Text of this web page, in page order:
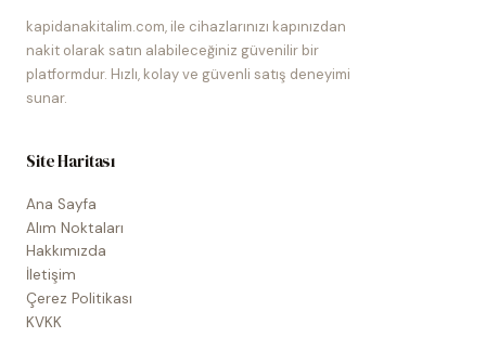
kapidanakitalim.com, ile cihazlarınızı kapınızdan
nakit olarak satın alabileceğiniz güvenilir bir
platformdur. Hızlı, kolay ve güvenli satış deneyimi
sunar.
Site Haritası
Ana Sayfa
Alım Noktaları
Hakkımızda
İletişim
Çerez Politikası
KVKK